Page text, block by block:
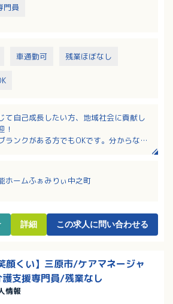
門員
車通勤可 残業ほぼなし
て自己成長したい方、地域社会に貢献し
！
ランクがある方でもOKです。分からない
アップにもつながります！
、基本残業なし！シフト制なので平日休
ホームふぁみりぃ中之町
詳細 この求人に問い合わせる
顔くい】三原市/ケアマネージャ
支援専門員/残業なし
情報